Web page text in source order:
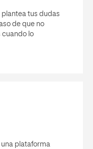
plantea tus dudas
de que no
cuando lo
plataforma